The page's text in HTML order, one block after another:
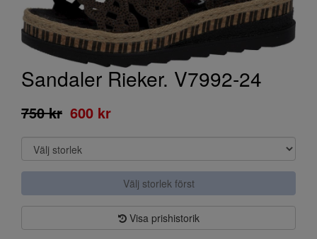
Sandaler Rieker. V7992-24
750 kr 600 kr
Välj storlek först
Visa prishistorik